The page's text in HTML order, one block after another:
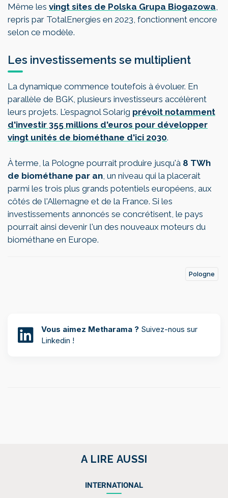
Même les vingt sites de Polska Grupa Biogazowa
repris par TotalEnergies en 2023, fonctionnent encore
selon ce modèle.
Les investissements se multiplient
La dynamique commence toutefois à évoluer. En
parallèle de BGK, plusieurs investisseurs accélèrent
leurs projets. L'espagnol Solarig prévoit notamment
d'investir 355 millions d'euros pour développer
vingt unités de biométhane d'ici 2030.
À terme, la Pologne pourrait produire jusqu'à 8 TWh
de biométhane par an , un niveau qui la placerait
parmi les trois plus grands potentiels européens, aux
côtés de l'Allemagne et de la France. Si les
investissements annoncés se concrétisent, le pays
pourrait ainsi devenir l'un des nouveaux moteurs du
biométhane en Europe.
Pologne
Vous aimez Metharama ? Suivez-nous sur
Linkedin !
A LIRE AUSSI
INTERNATIONAL